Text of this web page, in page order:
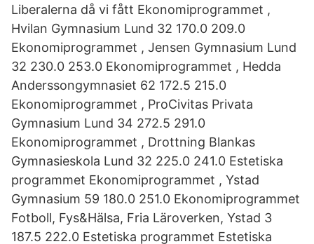
Liberalerna då vi fått Ekonomiprogrammet ,
Hvilan Gymnasium Lund 32 170.0 209.0
Ekonomiprogrammet , Jensen Gymnasium Lund
32 230.0 253.0 Ekonomiprogrammet , Hedda
Anderssongymnasiet 62 172.5 215.0
Ekonomiprogrammet , ProCivitas Privata
Gymnasium Lund 34 272.5 291.0
Ekonomiprogrammet , Drottning Blankas
Gymnasieskola Lund 32 225.0 241.0 Estetiska
programmet Ekonomiprogrammet , Ystad
Gymnasium 59 180.0 251.0 Ekonomiprogrammet
Fotboll, Fys&Hälsa, Fria Läroverken, Ystad 3
187.5 222.0 Estetiska programmet Estetiska